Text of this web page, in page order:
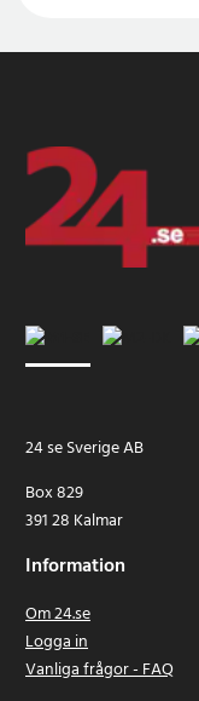
24 se Sverige AB
Box 829
391 28 Kalmar
Information
Om 24.se
Logga in
Vanliga frågor - FAQ